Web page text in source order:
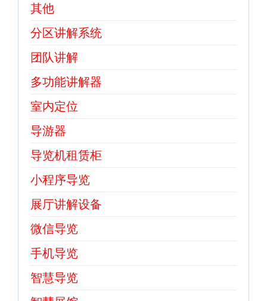
其他
分区讲解系统
团队讲解
多功能讲解器
室内定位
导游器
导览机租赁柜
小程序导览
展厅讲解设备
微信导览
手机导览
智慧导览